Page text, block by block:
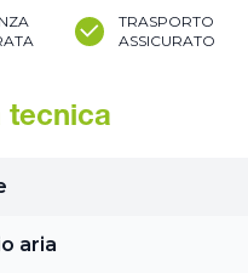
TRASPORTO
ASSICURATO
tecnica
aria